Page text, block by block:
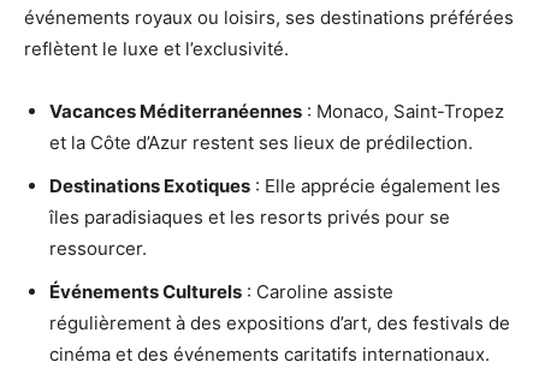
événements royaux ou loisirs, ses destinations préférées
reflètent le luxe et l’exclusivité.
Vacances Méditerranéennes : Monaco, Saint-Tropez
et la Côte d’Azur restent ses lieux de prédilection.
Destinations Exotiques : Elle apprécie également les
îles paradisiaques et les resorts privés pour se
ressourcer.
Événements Culturels : Caroline assiste
régulièrement à des expositions d’art, des festivals de
cinéma et des événements caritatifs internationaux.